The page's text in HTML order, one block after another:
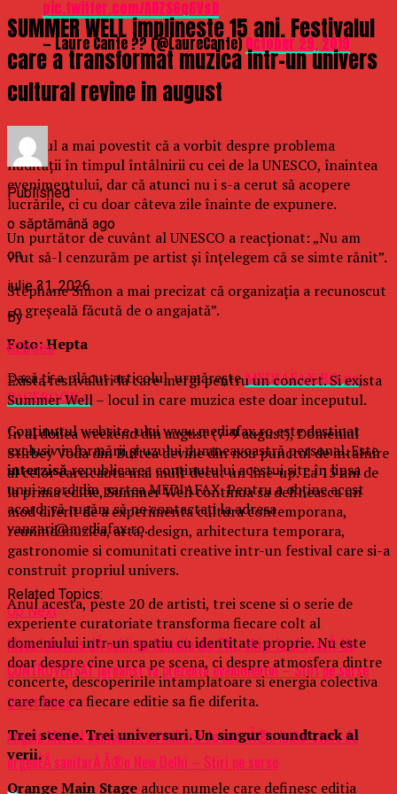
pic.twitter.com/ADZS6q6VsD
— Laure Cante ?? (@LaureCante)October 29, 2019
Artistul a mai povestit că a vorbit despre problema
nudităţii în timpul întâlnirii cu cei de la UNESCO, înaintea
evenimentului, dar că atunci nu i s-a cerut să acopere
lucrările, ci cu doar câteva zile înainte de expunere.
Un purtător de cuvânt al UNESCO a reacţionat: „Nu am
vrut să-l cenzurăm pe artist şi înţelegem că se simte rănit”.
Stéphane Simon a mai precizat că organizaţia a recunoscut
„o greşeală făcută de o angajată”.
Foto: Hepta
Dacă ţi-a plăcut articolul, urmăreşteMEDIAFAX.RO pe
FACEBOOK »
Conținutul website-ului www.mediafax.ro este destinat
exclusiv informării și uzului dumneavoastră personal. Este
interzisărepublicarea conținutului acestui site în lipsa
unui acord din partea MEDIAFAX. Pentru a obține acest
acord, vă rugăm să ne contactați la adresa
vanzari@mediafax.ro.
Related Topics:
Up Next
Klaus Iohannis dÄ ochii cu femeile din PNL, chiar la el acasÄ: Un
CONTROVERSAT jurnalist va prezenta evenimentul – Stiri pe surse
Don't Miss
Angela Merkel pompeazÄ un miliard de euro Ã®n India: stare de
urgenÈÄ sanitarÄ Ã®n New Delhi – Stiri pe surse
SUMMER WELL implineste 15 ani. Festivalul
care a transformat muzica intr-un univers
cultural revine in august
Published
o săptămână ago
on
iulie 31, 2026
By
b2bseo
Exista festivaluri la care mergi pentru un concert. Si exista
Summer Well – locul in care muzica este doar inceputul.
In al doilea weekend din august (7-9 august), Domeniul
Stirbey Voda din Buftea devine din nou punctul de intalnire
al celor care cauta mai mult decat un line-up. La 15 ani de
la prima editie, Summer Well continua sa defineasca un
mod diferit de a experimenta cultura contemporana,
reunind muzica, arta, design, arhitectura temporara,
gastronomie si comunitati creative intr-un festival care si-a
construit propriul univers.
Anul acesta, peste 20 de artisti, trei scene si o serie de
experiente curatoriate transforma fiecare colt al
domeniului intr-un spatiu cu identitate proprie. Nu este
doar despre cine urca pe scena, ci despre atmosfera dintre
concerte, descoperirile intamplatoare si energia colectiva
care face ca fiecare editie sa fie diferita.
Trei scene. Trei universuri. Un singur soundtrack al
verii.
Orange Main Stage aduce numele care definesc editia